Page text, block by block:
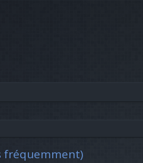
fréquemment)